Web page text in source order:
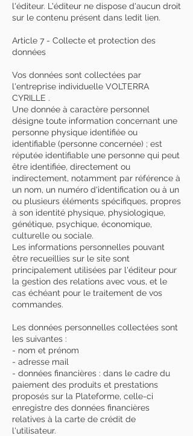
l'éditeur. L'éditeur ne dispose d'aucun droit
sur le contenu présent dans ledit lien.
Article 7 - Collecte et protection des
données
Vos données sont collectées par
l'entreprise individuelle VOLTERRA
CYRILLE .
Une donnée à caractère personnel
désigne toute information concernant une
personne physique identifiée ou
identifiable (personne concernée) ; est
réputée identifiable une personne qui peut
être identifiée, directement ou
indirectement, notamment par référence à
un nom, un numéro d'identification ou à un
ou plusieurs éléments spécifiques, propres
à son identité physique, physiologique,
génétique, psychique, économique,
culturelle ou sociale.
Les informations personnelles pouvant
être recueillies sur le site sont
principalement utilisées par l'éditeur pour
la gestion des relations avec vous, et le
cas échéant pour le traitement de vos
commandes.
Les données personnelles collectées sont
les suivantes :
- nom et prénom
- adresse mail
- données financières : dans le cadre du
paiement des produits et prestations
proposés sur la Plateforme, celle-ci
enregistre des données financières
relatives à la carte de crédit de
l'utilisateur.